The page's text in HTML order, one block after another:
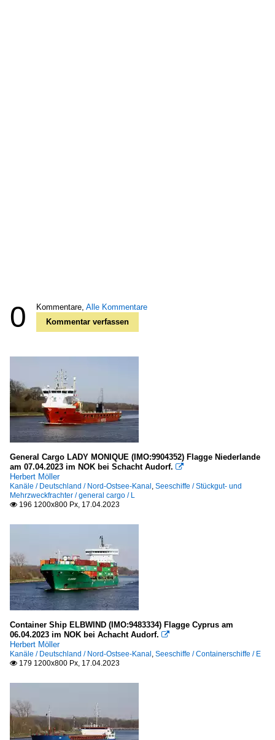
0 Kommentare, Alle Kommentare
Kommentar verfassen
General Cargo LADY MONIQUE (IMO:9904352) Flagge Niederlande
am 07.04.2023 im NOK bei Schacht Audorf. 
Herbert Möller
Kanäle / Deutschland / Nord-Ostsee-Kanal, Seeschiffe / Stückgut- und
Mehrzweckfrachter / general cargo / L
 196 1200x800 Px, 17.04.2023
Container Ship ELBWIND (IMO:9483334) Flagge Cyprus am
06.04.2023 im NOK bei Achacht Audorf. 
Herbert Möller
Kanäle / Deutschland / Nord-Ostsee-Kanal, Seeschiffe / Containerschiffe / E
 179 1200x800 Px, 17.04.2023